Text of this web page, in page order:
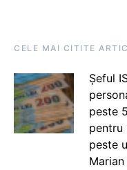
CELE MAI CITITE
Șeful
peste
pentru
peste